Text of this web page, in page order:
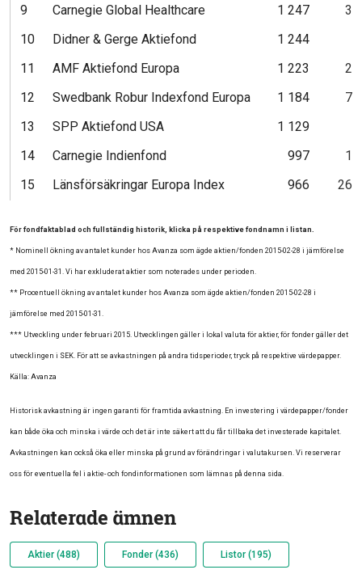
9
Carnegie Global Healthcare 1 247
10
Didner & Gerge Aktiefond 1 244
11
AMF Aktiefond Europa 1 223
12
Swedbank Robur Indexfond Europa 1 184
13
SPP Aktiefond USA 1 129
14
Carnegie Indienfond 997
15
Länsförsäkringar Europa Index 966
För fondfaktablad och fullständig historik, klicka på respektive fondnamn i listan.
* Nominell ökning av antalet kunder hos Avanza som ägde aktien/fonden 2015-02-28 i jämförelse
med 2015-01-31. Vi har exkluderat aktier som noterades under perioden.
** Procentuell ökning av antalet kunder hos Avanza som ägde aktien/fonden 2015-02-28 i
jämförelse med 2015-01-31.
*** Utveckling under februari 2015. Utvecklingen gäller i lokal valuta för aktier, för fonder gäller det
utvecklingen i SEK. För att se avkastningen på andra tidsperioder, tryck på respektive värdepapper.
Källa: Avanza
Historisk avkastning är ingen garanti för framtida avkastning. En investering i värdepapper/fonder
kan både öka och minska i värde och det är inte säkert att du får tillbaka det investerade kapitalet.
Avkastningen kan också öka eller minska på grund av förändringar i valutakursen. Vi reserverar
oss för eventuella fel i aktie- och fondinformationen som lämnas på denna sida.
Relaterade ämnen
Aktier (488) Fonder (436) Listor (195)